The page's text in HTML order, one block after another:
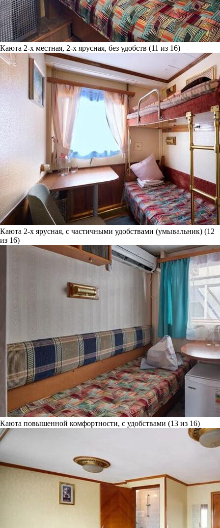
Каюта 2-х местная, 2-х ярусная, без удобств (11 из 16)
Каюта 2-х ярусная, с частичными удобствами (умывальник) (12
из 16)
Каюта повышенной комфортности, с удобствами (13 из 16)